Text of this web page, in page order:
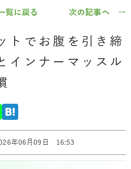
覧に戻る 次の記事へ →
トでお腹を引き締
インナーマッスル
年06月09日 16:53